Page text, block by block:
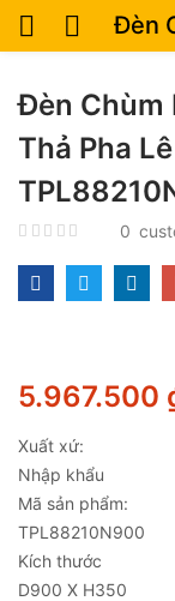
Đèn Chùm
Thả Pha
0
5.967.500
Xuất xứ:
Nhập khẩu
Mã sản phẩm:
TPL88210N900
Kích thước
D900 X H350